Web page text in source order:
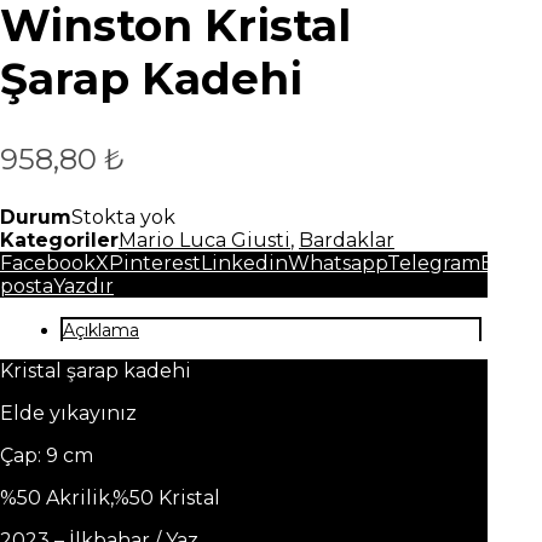
Winston Kristal
Şarap Kadehi
958,80 ₺
DurumStokta yok
KategorilerMario Luca Giusti, Bardaklar
FacebookXPinterestLinkedinWhatsappTelegramE-
postaYazdır
Açıklama
Kristal şarap kadehi
Elde yıkayınız
Çap: 9 cm
%50 Akrilik,%50 Kristal